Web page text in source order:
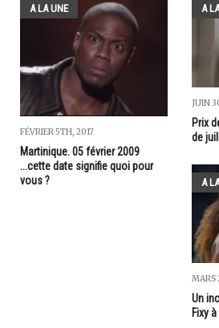
A LA UNE
FÉVRIER 5TH, 2017
Martinique. 05 février 2009
...cette date signifie quoi pour
vous ?
A
JUIN
Prix
de
A
MARS
Un
Fixy